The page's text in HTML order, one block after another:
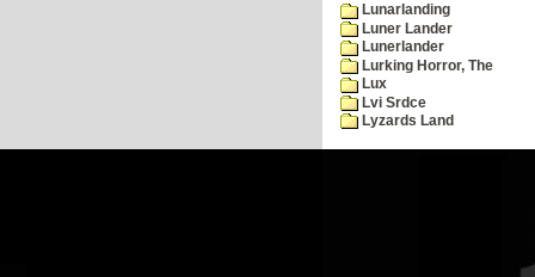
Lunarlanding
Luner Lander
Lunerlander
Lurking Horror, The
Lux
Lvi Srdce
Lyzards Land